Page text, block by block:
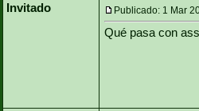
Invitado
Publicado: 1 Mar
Qué pasa con